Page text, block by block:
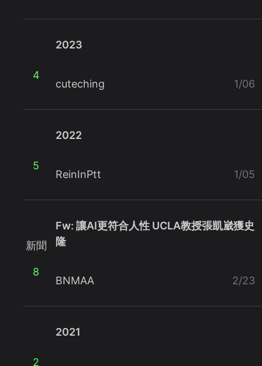
4
2023
cuteching 1/06
5
2022
ReinInPtt 1/05
新聞
8
Fw: 讓AI更符合人性 UCLA教授張凱崴獲史
隆
BNMAA 2/23
2
2021